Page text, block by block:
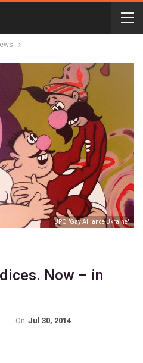
UPO "Gay Alliance Ukraine"
Now – in
On Jul 30, 2014